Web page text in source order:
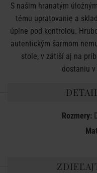
S našim hranatým
tému upratovanie a
úplne pod kontrolou.
autentickým šarmom
stole, v zátiší aj na
dostaniu
Rozmery: